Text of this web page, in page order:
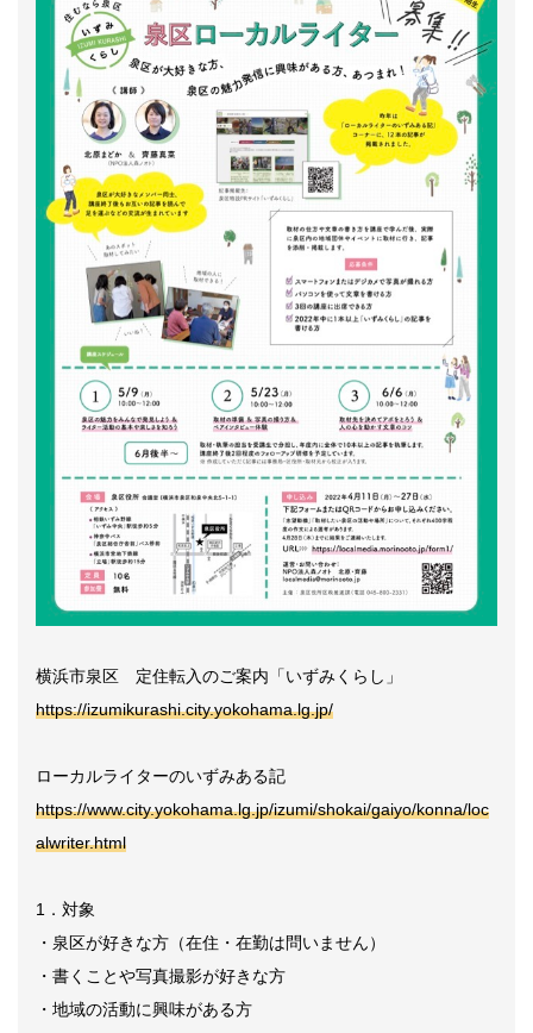
横浜市泉区 定住転入のご案内「いずみくらし」
https://izumikurashi.city.yokohama.lg.jp/
ローカルライターのいずみある記
https://www.city.yokohama.lg.jp/izumi/shokai/gaiyo/konna/loc
alwriter.html
1．対象
・泉区が好きな方（在住・在勤は問いません）
・書くことや写真撮影が好きな方
・地域の活動に興味がある方